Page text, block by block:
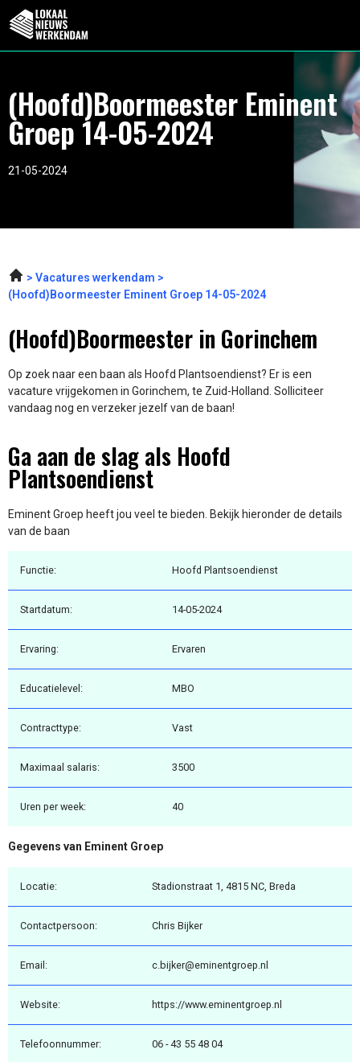
(Hoofd)Boormeester Eminent
Groep 14-05-2024
21-05-2024
Vacatures werkendam
(Hoofd)Boormeester Eminent Groep 14-05-2024
(Hoofd)Boormeester in Gorinchem
Op zoek naar een baan als Hoofd Plantsoendienst? Er is een
vacature vrijgekomen in Gorinchem, te Zuid-Holland. Solliciteer
vandaag nog en verzeker jezelf van de baan!
Ga aan de slag als Hoofd
Plantsoendienst
Eminent Groep heeft jou veel te bieden. Bekijk hieronder de details
van de baan
Functie: Hoofd Plantsoendienst
Startdatum: 14-05-2024
Ervaring: Ervaren
Educatielevel: MBO
Contracttype: Vast
Maximaal salaris: 3500
Uren per week: 40
Gegevens van Eminent Groep
Locatie: Stadionstraat 1, 4815 NC, Breda
Contactpersoon: Chris Bijker
Email: c.bijker@eminentgroep.nl
Website: https://www.eminentgroep.nl
Telefoonnummer: 06 - 43 55 48 04